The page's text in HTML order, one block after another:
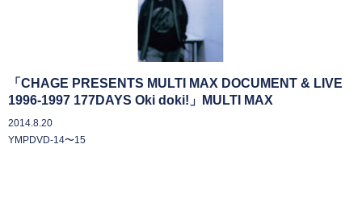
「CHAGE PRESENTS MULTI MAX DOCUMENT & LIVE
1996-1997 177DAYS Oki doki!」MULTI MAX
2014.8.20
YMPDVD-14〜15